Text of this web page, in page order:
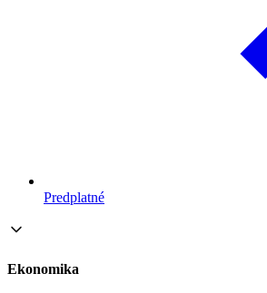
Predplatné
Ekonomika